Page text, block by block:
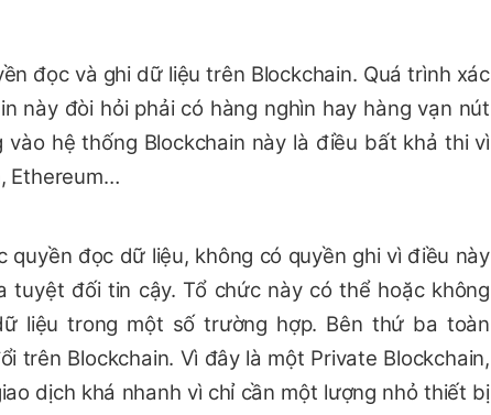
đọc và ghi dữ liệu trên Blockchain. Quá trình xác
này đòi hỏi phải có hàng nghìn hay hàng vạn nút
hệ thống Blockchain này là điều bất khả thi vì
Ethereum…
quyền đọc dữ liệu, không có quyền ghi vì điều này
đối tin cậy. Tổ chức này có thể hoặc không
liệu trong một số trường hợp. Bên thứ ba toàn
trên Blockchain. Vì đây là một Private Blockchain,
dịch khá nhanh vì chỉ cần một lượng nhỏ thiết bị